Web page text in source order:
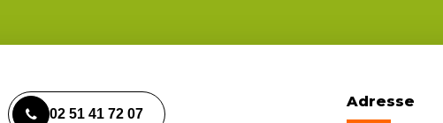
02 51 41 72 07
Adresse